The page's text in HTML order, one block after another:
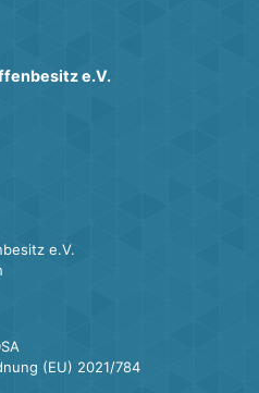
e.V.
e.V.
(EU) 2021/784